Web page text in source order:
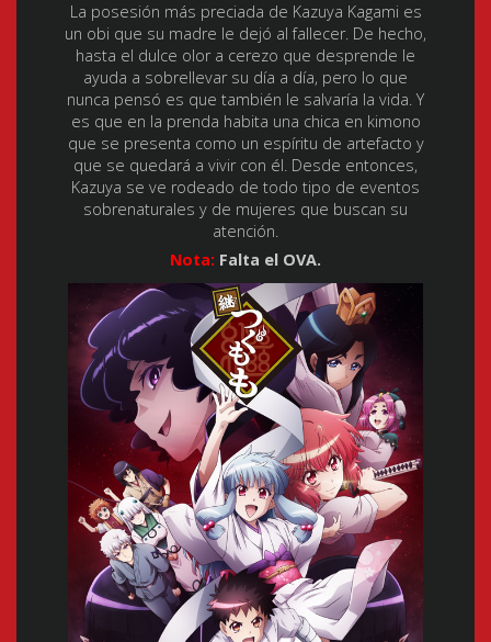
La posesión más preciada de Kazuya Kagami es
un obi que su madre le dejó al fallecer. De hecho,
hasta el dulce olor a cerezo que desprende le
ayuda a sobrellevar su día a día, pero lo que
nunca pensó es que también le salvaría la vida. Y
es que en la prenda habita una chica en kimono
que se presenta como un espíritu de artefacto y
que se quedará a vivir con él. Desde entonces,
Kazuya se ve rodeado de todo tipo de eventos
sobrenaturales y de mujeres que buscan su
atención.
Nota: Falta el OVA.